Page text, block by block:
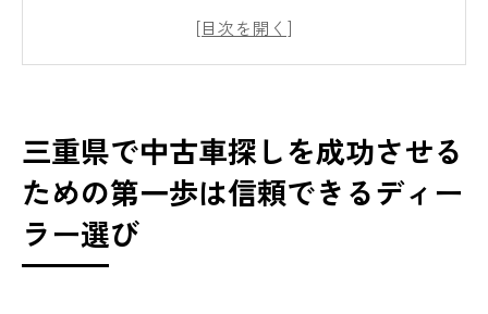
ディーラーの信頼性を見極めるポイント
信頼できるディーラーの特徴と見分け方
長期的なサポートが期待できるディーラー
を選ぶ理由
中古車選びで失敗しないための車両履歴とメン
三重県で中古車探しを成功させる
ための第一歩は信頼できるディー
ラー選び